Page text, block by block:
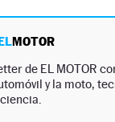
MOTOR
de EL MOTOR
y la moto,